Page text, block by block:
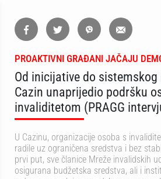
PROAKTIVNI GRAĐANI JAČAJU
Od inicijative do sistemskog
Cazin unaprijedio podršku
invaliditetom (PRAGG
U Cazinu, organizacije osoba s
radile uz ograničena sredstva i bez
prvi put, sve članice Mreže invalidskih
osigurana budžetska sredstva, ali i